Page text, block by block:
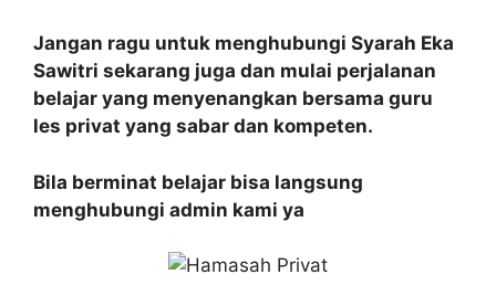
Jangan ragu untuk menghubungi Syarah Eka
Sawitri sekarang juga dan mulai perjalanan
belajar yang menyenangkan bersama guru
les privat yang sabar dan kompeten.
Bila berminat belajar bisa langsung
menghubungi admin kami ya